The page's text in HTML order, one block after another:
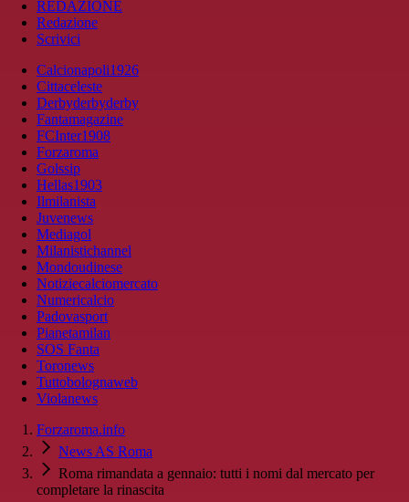
REDAZIONE
Redazione
Scrivici
Calcionapoli1926
Cittaceleste
Derbyderbyderby
Fantamagazine
FCInter1908
Forzaroma
Golssip
Hellas1903
Ilmilanista
Juvenews
Mediagol
Milanistichannel
Mondoudinese
Notiziecalciomercato
Numericalcio
Padovasport
Pianetamilan
SOS Fanta
Toronews
Tuttobolognaweb
Violanews
Forzaroma.info
News AS Roma
Roma rimandata a gennaio: tutti i nomi dal mercato per
completare la rinascita